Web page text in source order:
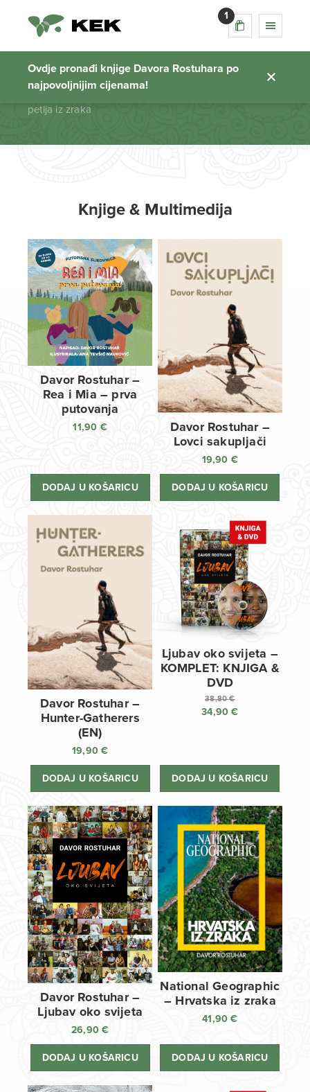
1
Ovdje pronađi knjige Davora Rostuhara po
najpovoljnijim cijenama!
petlja iz zraka
Početna stranica
petlja iz zraka
Knjige & Multimedija
Davor Rostuhar –
Rea i Mia – prva
putovanja
11,90 €
DODAJ U KOŠARICU
Davor Rostuhar –
Lovci sakupljači
19,90 €
DODAJ U KOŠARICU
Davor Rostuhar –
Hunter-Gatherers
(EN)
19,90€
DODAJ U KOŠARICU
Ljubav oko svijeta –
KOMPLET: KNJIGA &
DVD
38,80€
Izvorna
38,80 €.
34,90€
34,90 €.
DODAJ U KOŠARICU
Davor Rostuhar –
Ljubav oko svijeta
26,90€
DODAJ U KOŠARICU
National Geographic
– Hrvatska iz zraka
41,90€
DODAJ U KOŠARICU